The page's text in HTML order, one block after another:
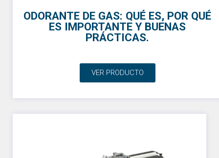
ODORANTE DE GAS: QUÉ ES, POR QUÉ
ES IMPORTANTE Y BUENAS
PRÁCTICAS.
VER PRODUCTO